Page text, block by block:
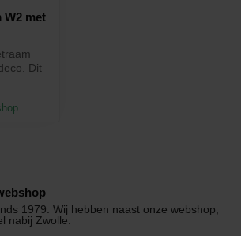
W2 met
Dit
1979. Wij hebben naast onze webshop,
nabij Zwolle.